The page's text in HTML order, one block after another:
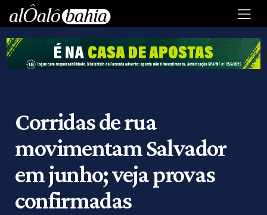
Corridas de rua
movimentam Salvador
em junho; veja provas
confirmadas